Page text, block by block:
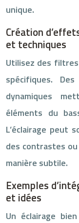
unique.
Création
et techniques
Utilisez des
spécifiques.
dynamiques
éléments du
L’éclairage peut
des contrastes
manière subtile.
Exemples
et idées
Un éclairage